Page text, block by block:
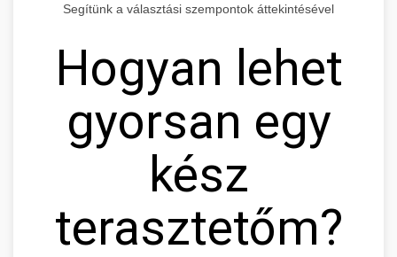
Segítünk a választási szempontok áttekintésével
Hogyan lehet
gyorsan egy
kész
terasztetőm?